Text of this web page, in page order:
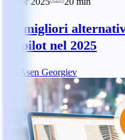
Le migliori
Copilot nel 2025
Asen Georgiev